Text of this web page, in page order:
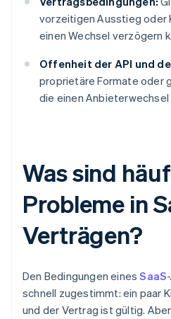
vorzeitigen Ausstieg oder
einen Wechsel verzögern
Offenheit der API und
proprietäre Formate oder
die einen Anbieterwechsel
Was sind
Probleme in
Verträgen?
Den Bedingungen einesSaaS
schnell zugestimmt: ein paar
und der Vertrag ist gültig.